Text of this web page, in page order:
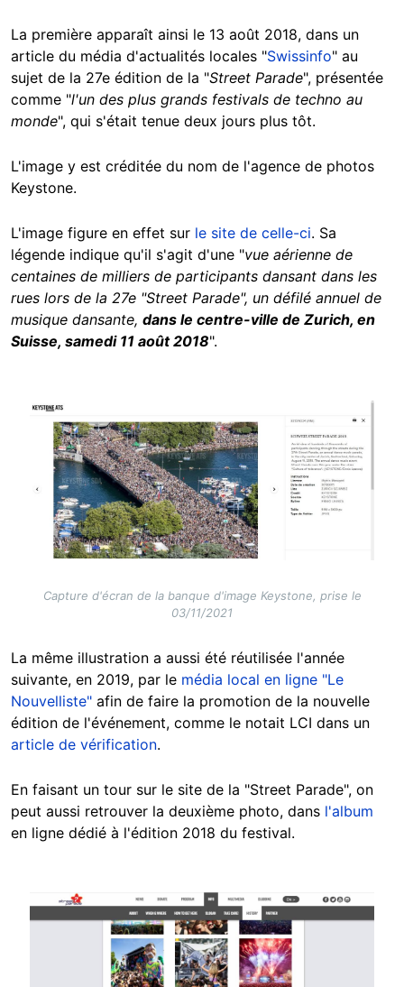
La première apparaît ainsi le 13 août 2018, dans un
article du média d'actualités locales "Swissinfo" au
sujet de la 27e édition de la "Street Parade", présentée
comme "l'un des plus grands festivals de techno au
monde", qui s'était tenue deux jours plus tôt.
L'image y est créditée du nom de l'agence de photos
Keystone.
L'image figure en effet sur le site de celle-ci. Sa
légende indique qu'il s'agit d'une "vue aérienne de
centaines de milliers de participants dansant dans les
rues lors de la 27e "Street Parade", un défilé annuel de
musique dansante, dans le centre-ville de Zurich, en
Suisse, samedi 11 août 2018".
Image
Capture d'écran de la banque d'image Keystone, prise le
03/11/2021
La même illustration a aussi été réutilisée l'année
suivante, en 2019, par le média local en ligne "Le
Nouvelliste" afin de faire la promotion de la nouvelle
édition de l'événement, comme le notait LCI dans un
article de vérification.
En faisant un tour sur le site de la "Street Parade", on
peut aussi retrouver la deuxième photo, dans l'album
en ligne dédié à l'édition 2018 du festival.
Image